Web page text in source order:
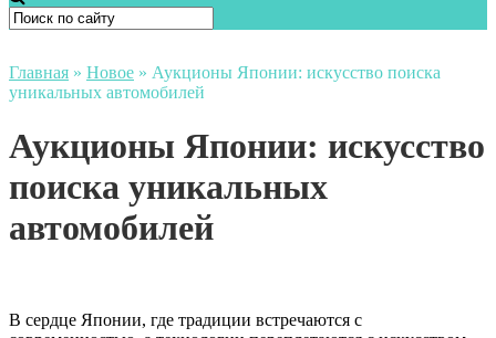
Главная » Новое » Аукционы Японии: искусство поиска
уникальных автомобилей
Аукционы Японии: искусство
поиска уникальных
автомобилей
В сердце Японии, где традиции встречаются с